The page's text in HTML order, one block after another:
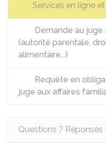
Services en ligne
Demande au juge
(autorité parentale,
alimentaire...)
Requête en
juge aux affaires
Questions ? Réponses !